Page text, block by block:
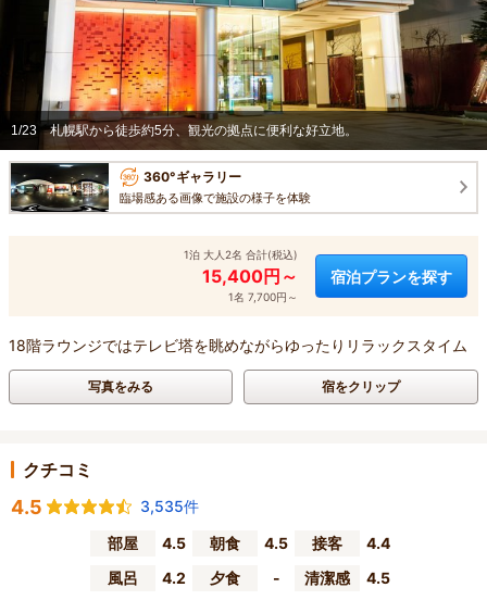
1/23 札幌駅から徒歩約5分、観光の拠点に便利な好立地。
360°ギャラリー
臨場感ある画像で施設の様子を体験
1泊 大人2名 合計(税込)
15,400円～
1名 7,700円～
宿泊プランを探す
18階ラウンジではテレビ塔を眺めながらゆったりリラックスタイム
写真をみる 宿をクリップ
クチコミ
4.5
3,535件
部屋
4.5 朝食 4.5 接客
4.4
風呂
4.2 夕食 - 清潔感 4.5